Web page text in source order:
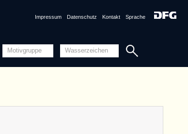
Impressum Datenschutz Kontakt Sprache